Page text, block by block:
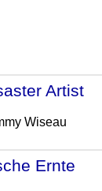
Artist
Wiseau
Ernte